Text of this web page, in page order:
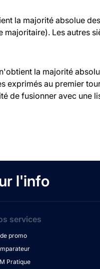
la majorité absolue
Les autres
la majorité
exprimés au premier
de fusionner avec une
l'info
services
promo
Pratique